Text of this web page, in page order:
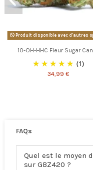
Produit disponible avec d'autres
10-OH-HHC Fleur Sugar
(1)
34,99 €
FAQs
Quel est le moyen
sur GBZ420 ?